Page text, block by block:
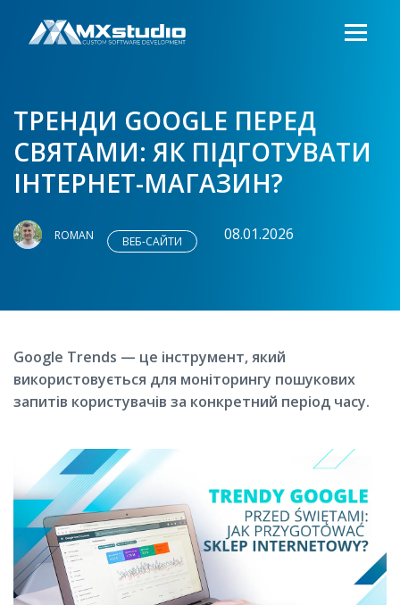
ТРЕНДИ GOOGLE ПЕРЕД
СВЯТАМИ: ЯК ПІДГОТУВАТИ
ІНТЕРНЕТ-МАГАЗИН?
ROMAN ВЕБ-САЙТИ 08.01.2026
Google Trends — це інструмент, який
використовується для моніторингу пошукових
запитів користувачів за конкретний період часу.